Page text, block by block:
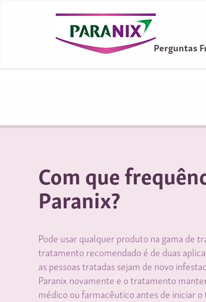
Perguntas
Com que
Paranix?
Pode usar qualquer produto na gama de
tratamento recomendado é de duas
as pessoas tratadas sejam de novo
Paranix novamente e o tratamento
médico ou farmacêutico antes de iniciar